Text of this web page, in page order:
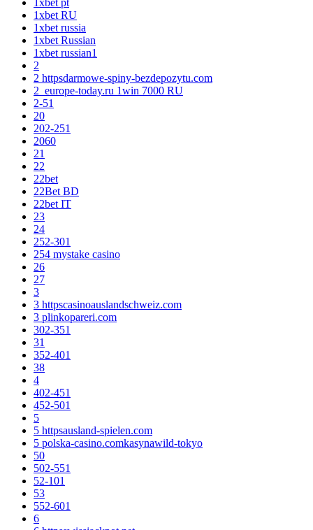
1xbet RU
1xbet russia
1xbet Russian
1xbet russian1
2
2 httpsdarmowe-spiny-bezdepozytu.com
2_europe-today.ru 1win 7000 RU
2-51
20
202-251
2060
21
22
22bet
22Bet BD
22bet IT
23
24
252-301
254 mystake casino
26
27
3
3 httpscasinoauslandschweiz.com
3 plinkopareri.com
302-351
31
352-401
38
4
402-451
452-501
5
5 httpsausland-spielen.com
5 polska-casino.comkasynawild-tokyo
50
502-551
52-101
53
552-601
6